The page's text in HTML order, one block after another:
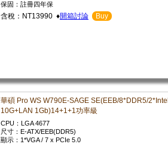
保固：註冊四年保
含稅：NT13990 ♦開箱討論 Buy
華碩 Pro WS W790E-SAGE SE(EEB/8*DDR5/
10G+LAN 1Gb)14+1+1功率級
CPU：LGA 4677
尺寸：E-ATX/EEB(DDR5)
顯示：1*VGA / 7 x PCIe 5.0